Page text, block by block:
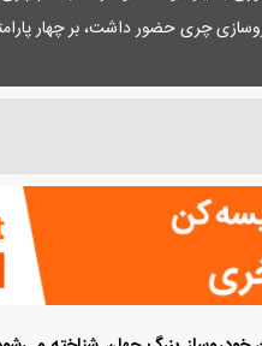
چری حضور داشت، بر چهار